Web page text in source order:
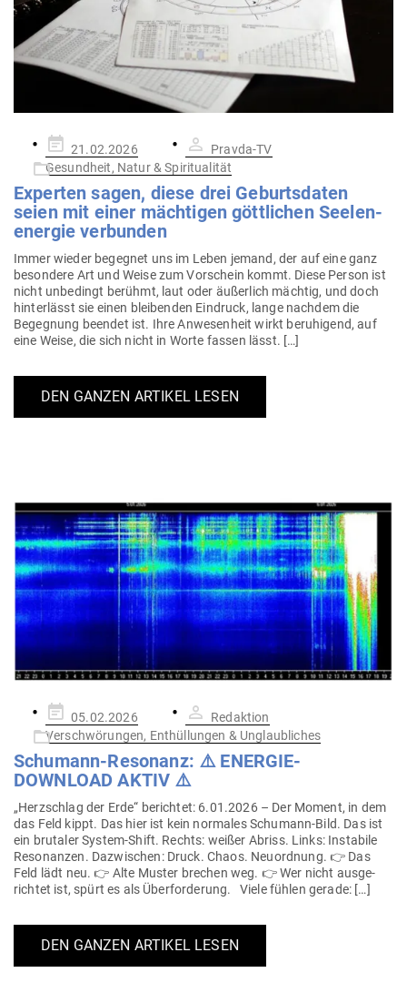
Gepostet
am
21.02.2026
Pravda-TV
Gesundheit, Natur & Spiritualität
Experten sagen, diese drei Geburts­daten
seien mit einer mäch­tigen gött­lichen See­le­n­
en­ergie verbunden
Immer wieder begegnet uns im Leben jemand, der auf eine ganz
besondere Art und Weise zum Vor­schein kommt. Diese Person ist
nicht unbe­dingt berühmt, laut oder äußerlich mächtig, und doch
hin­ter­lässt sie einen blei­benden Ein­druck, lange nachdem die
Begegnung beendet ist. Ihre Anwe­senheit wirkt beru­higend, auf
eine Weise, die sich nicht in Worte fassen lässt. […]
DEN GANZEN ARTIKEL LESEN
Gepostet
am
05.02.2026
Redaktion
Verschwörungen, Enthüllungen & Unglaubliches
Schumann-Resonanz: ⚠️ ENERGIE-
DOWNLOAD AKTIV ⚠️
„Herz­schlag der Erde“ berichtet: 6.01.2026 – Der Moment, in dem
das Feld kippt. Das hier ist kein nor­males Schumann-Bild. Das ist
ein bru­taler System-Shift. Rechts: weißer Abriss. Links: Instabile
Reso­nanzen. Dazwi­schen: Druck. Chaos. Neu­ordnung. 👉 Das
Feld lädt neu. 👉 Alte Muster brechen weg. 👉 Wer nicht aus­ge­
richtet ist, spürt es als Über­for­derung. Viele fühlen gerade: […]
DEN GANZEN ARTIKEL LESEN